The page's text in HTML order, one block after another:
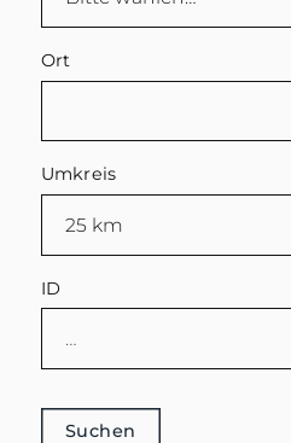
Ort
Umkreis
ID
Suchen